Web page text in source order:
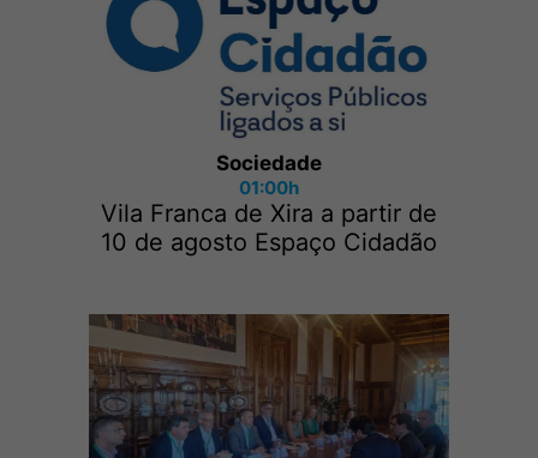
Sociedade
01:00h
Vila Franca de Xira a partir de
10 de agosto Espaço Cidadão